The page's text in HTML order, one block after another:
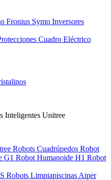
Fronius Symo Inversores
Cuadro Eléctrico
Inteligentes Unitree
Robots Cuadrúpedos Robot
G1 Robot Humanoide H1 Robot
Robots Limpiapiscinas Aiper